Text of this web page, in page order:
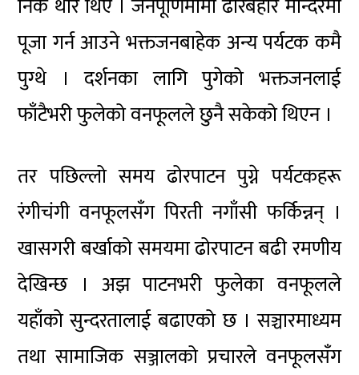
पूजा गर्न आउने भक्तजनबाहेक अन्य पर्यटक कमै
पुग्थे । दर्शनका लागि पुगेको भक्तजनलाई
फाँटैभरी फुलेको वनफूलले छुनै सकेको थिएन ।
तर पछिल्लो समय ढोरपाटन पुग्ने पर्यटकहरू
रंगीचंगी वनफूलसँग पिरती नगाँसी फर्किन्नन् ।
खासगरी बर्खाको समयमा ढोरपाटन बढी रमणीय
देखिन्छ । अझ पाटनभरी फुलेका वनफूलले
यहाँको सुन्दरतालाई बढाएको छ । सञ्चारमाध्यम
तथा सामाजिक सञ्जालको प्रचारले वनफूलसँग